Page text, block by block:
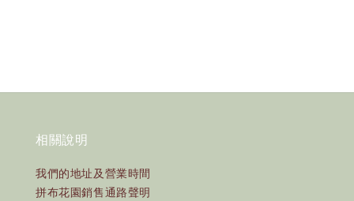
相關說明
我們的地址及營業時間
拼布花園銷售通路聲明